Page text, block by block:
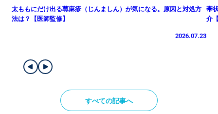
太ももにだけ出る蕁麻疹（じんましん）が気になる。原因と対処方
法は？【医師監修】
2026.07.23
帯
介
すべての記事へ